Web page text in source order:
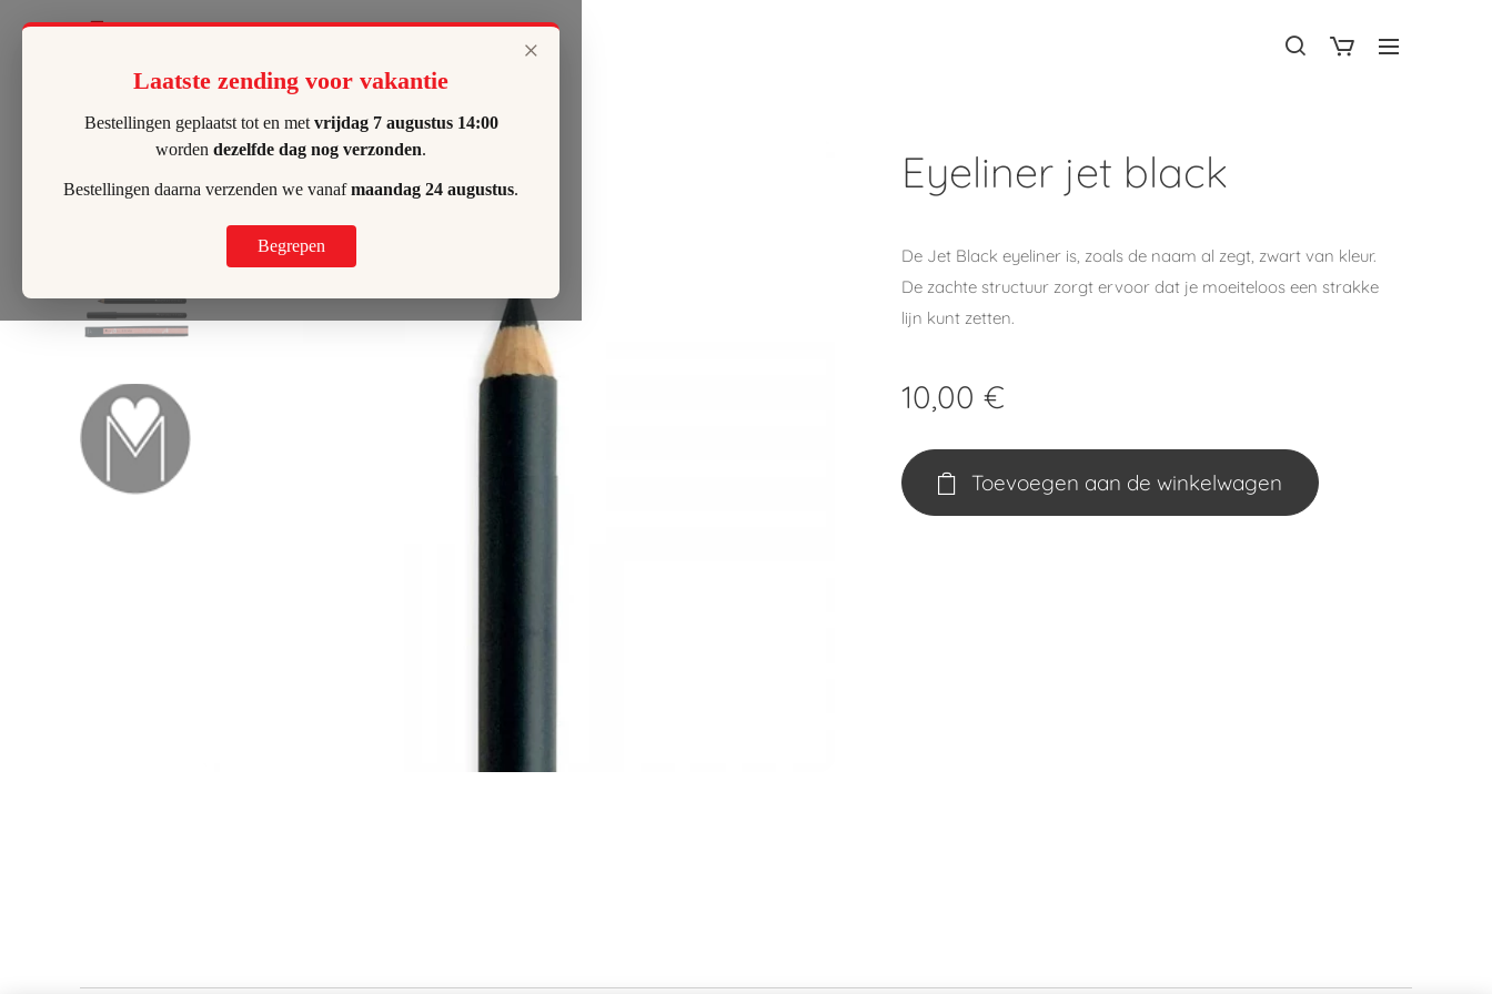
Eyeliner jet black
De Jet Black eyeliner is, zoals de naam al zegt, zwart van kleur.
De zachte structuur zorgt ervoor dat je moeiteloos een strakke
lijn kunt zetten.
10,00 €
Toevoegen aan de winkelwagen
×
Laatste zending voor vakantie
Bestellingen geplaatst tot en met vrijdag 7 augustus 14:00
worden dezelfde dag nog verzonden.
Bestellingen daarna verzenden we vanafmaandag 24 augustus.
Begrepen